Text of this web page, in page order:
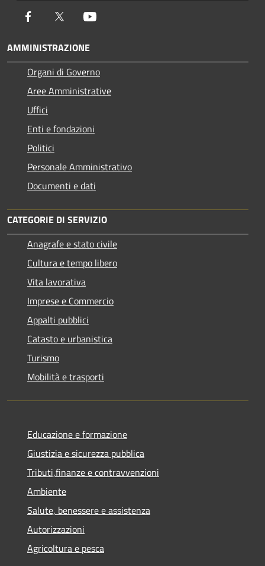
Facebook Twitter
AMMINISTRAZIONE
Organi di Governo
Aree Amministrative
Uffici
Enti e fondazioni
Politici
Personale Amministrativo
Documenti e dati
CATEGORIE DI SERVIZIO
Anagrafe e stato civile
Cultura e tempo libero
Vita lavorativa
Imprese e Commercio
Appalti pubblici
Catasto e urbanistica
Turismo
Mobilità e trasporti
Educazione e formazione
Giustizia e sicurezza pubblica
Tributi,finanze e contravvenzioni
Ambiente
Salute, benessere e assistenza
Autorizzazioni
Agricoltura e pesca